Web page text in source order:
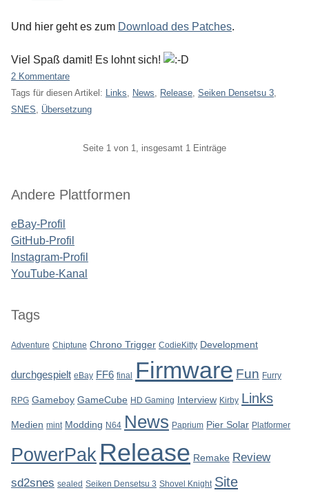
Und hier geht es zum Download des Patches.
Viel Spaß damit! Es lohnt sich!
2 Kommentare
Tags für diesen Artikel:
Links News Release Seiken Densetsu 3
SNES
Übersetzung
Seite 1 von 1, insgesamt 1 Einträge
Seitenleiste
Andere Plattformen
eBay-Profil
GitHub-Profil
Instagram-Profil
YouTube-Kanal
Tags
Adventure Chiptune Chrono Trigger CodieKitty Development
durchgespielt eBay FF6 final Firmware Fun Furry
RPG Gameboy GameCube HD Gaming Interview Kirby Links
Medien mint Modding N64 News Paprium Pier Solar Platformer
PowerPak Release Remake Review
sd2snes sealed Seiken Densetsu 3 Shovel Knight Site